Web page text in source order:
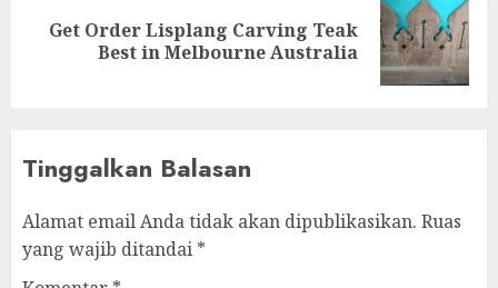
Get Order Lisplang Carving Teak
Best in Melbourne Australia
Tinggalkan Balasan
Alamat email Anda tidak akan dipublikasikan. Ruas
yang wajib ditandai *